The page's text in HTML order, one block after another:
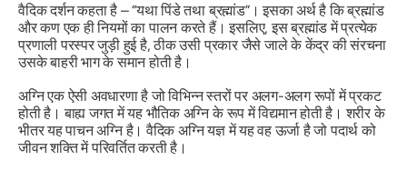
वैदिक दर्शन कहता है –“यथा पिंडे तथा ब्रह्मांड”। इसका अर्थ है कि ब्रह्मांड
और कण एक ही नियमों का पालन करते हैं। इसलिए, इस ब्रह्मांड में प्रत्येक
प्रणाली परस्पर जुड़ी हुई है, ठीक उसी प्रकार जैसे जाले के केंद्र की संरचना
उसके बाहरी भाग के समान होती है।
अग्निएक ऐसी अवधारणा है जो विभिन्न स्तरों पर अलग-अलग रूपों में प्रकट
होती है। बाह्य जगत में यह भौतिक अग्नि के रूप में विद्यमान होती है। शरीर के
भीतर यह पाचन अग्नि है। वैदिक अग्नि यज्ञ में यह वह ऊर्जा है जो पदार्थ को
जीवन शक्ति में परिवर्तित करती है।